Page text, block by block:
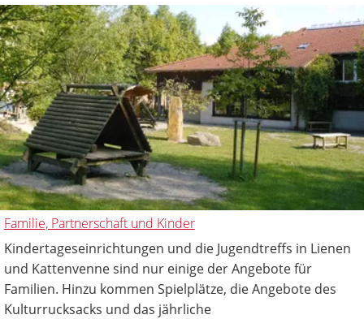
Familie, Partnerschaft und Kinder
Kindertageseinrichtungen und die Jugendtreffs in Lienen
und Kattenvenne sind nur einige der Angebote für
Familien. Hinzu kommen Spielplätze, die Angebote des
Kulturrucksacks und das jährliche